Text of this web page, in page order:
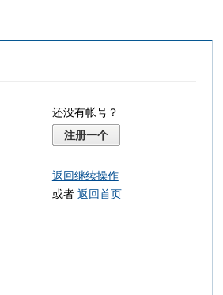
还没有帐号？
注册一个
返回继续操作
或者 返回首页